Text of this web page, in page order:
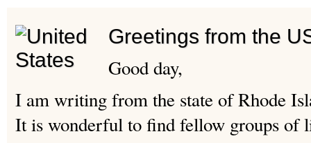
Greetings from the
Good day,
I am writing from the state of Rhode
It is wonderful to find fellow groups of